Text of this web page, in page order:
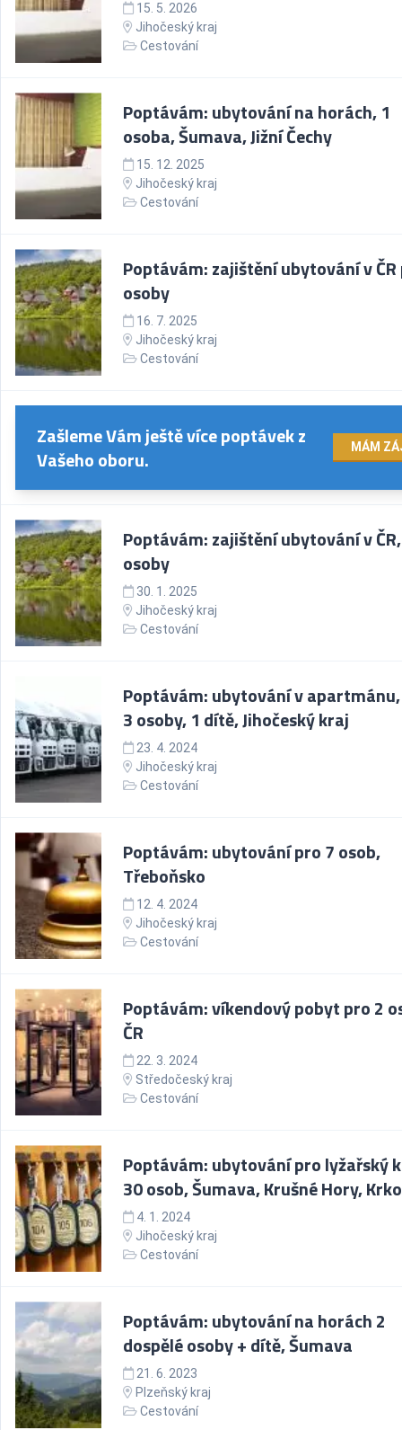
15. 5. 2026
Jihočeský kraj
Cestování
Poptávám: ubytování na horách, 1
osoba, Šumava, Jižní Čechy
15. 12. 2025
Jihočeský kraj
Cestování
Poptávám: zajištění ubytování v
osoby
16. 7. 2025
Jihočeský kraj
Cestování
Zašleme Vám ještě více poptávek z
Vašeho oboru.
MÁM
Poptávám: zajištění ubytování v
osoby
30. 1. 2025
Jihočeský kraj
Cestování
Poptávám: ubytování v
3 osoby, 1 dítě, Jihočeský kraj
23. 4. 2024
Jihočeský kraj
Cestování
Poptávám: ubytování pro 7 osob,
Třeboňsko
12. 4. 2024
Jihočeský kraj
Cestování
Poptávám: víkendový pobyt pro 2
ČR
22. 3. 2024
Středočeský kraj
Cestování
Poptávám: ubytování pro lyžařský
30 osob, Šumava, Krušné Hory,
4. 1. 2024
Jihočeský kraj
Cestování
Poptávám: ubytování na horách 2
dospělé osoby + dítě, Šumava
21. 6. 2023
Plzeňský kraj
Cestování